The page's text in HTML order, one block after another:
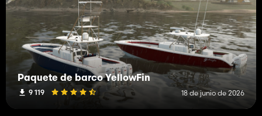
Paquete de barco YellowFin
9 119 18 de junio de 2026